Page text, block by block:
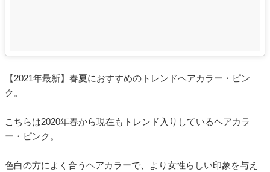
【2021年最新】春夏におすすめのトレンドヘアカラー・ピン
ク。
こちらは2020年春から現在もトレンド入りしているヘアカラ
ー・ピンク。
色白の方によく合うヘアカラーで、より女性らしい印象を与え